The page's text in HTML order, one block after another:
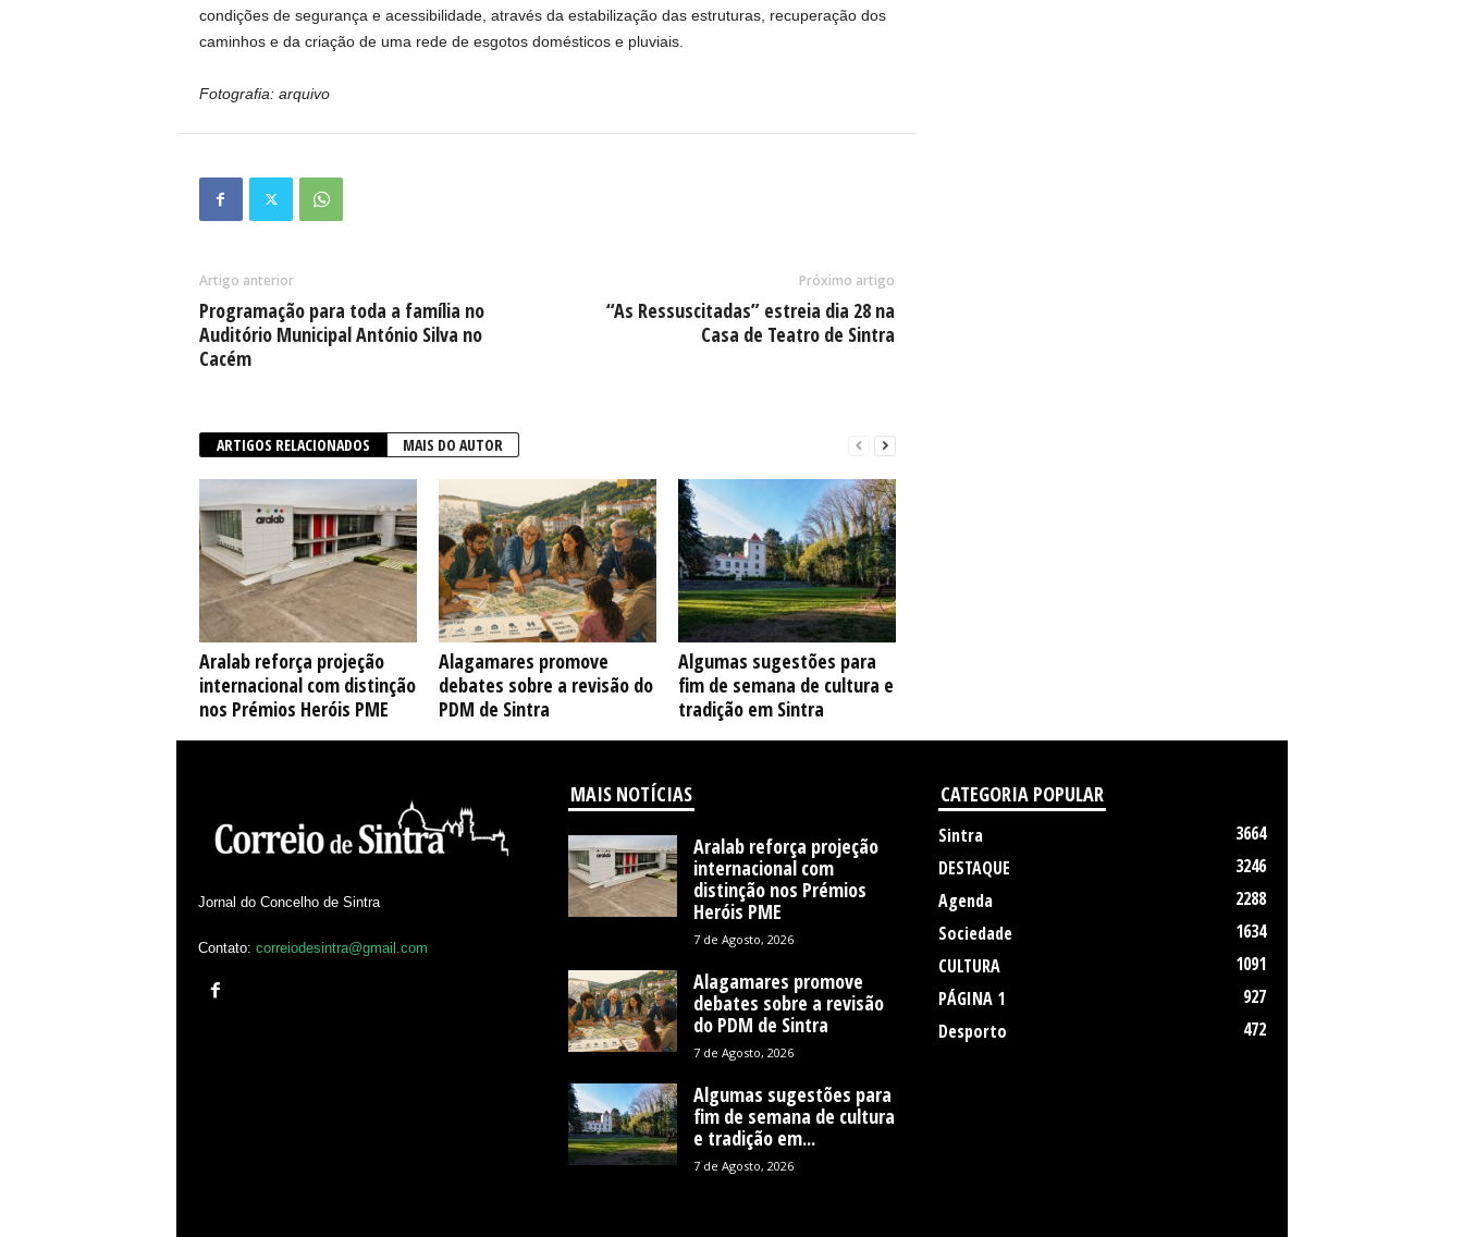
condições de segurança e acessibilidade, através da estabilização das estruturas, recuperação dos
caminhos e da criação de uma rede de esgotos domésticos e pluviais.
Fotografia: arquivo
Artigo anterior
Programação para toda a família no
Auditório Municipal António Silva no
Cacém
Próximo artigo
“As Ressuscitadas” estreia dia 28 na
Casa de Teatro de Sintra
ARTIGOS RELACIONADOS MAIS DO AUTOR
Aralab reforça projeção
internacional com distinção
nos Prémios Heróis PME
Alagamares promove
debates sobre a revisão do
PDM de Sintra
Algumas sugestões para
fim de semana de cultura e
tradição em Sintra
Jornal do Concelho de Sintra
Contato: correiodesintra@gmail.com
MAIS NOTÍCIAS
Aralab reforça projeção
internacional com
distinção nos Prémios
Heróis PME
7 de Agosto, 2026
Alagamares promove
debates sobre a revisão
do PDM de Sintra
7 de Agosto, 2026
Algumas sugestões para
fim de semana de cultura
e tradição em...
7 de Agosto, 2026
CATEGORIA POPULAR
Sintra
3664
DESTAQUE
3246
Agenda
2288
Sociedade
1634
CULTURA
1091
PÁGINA 1
927
Desporto
472